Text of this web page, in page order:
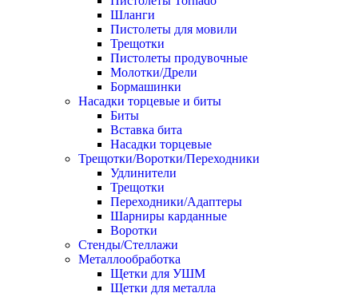
Шланги
Пистолеты для мовили
Трещотки
Пистолеты продувочные
Молотки/Дрели
Бормашинки
Насадки торцевые и биты
Биты
Вставка бита
Насадки торцевые
Трещотки/Воротки/Переходники
Удлинители
Трещотки
Переходники/Адаптеры
Шарниры карданные
Воротки
Стенды/Стеллажи
Металлообработка
Щетки для УШМ
Щетки для металла